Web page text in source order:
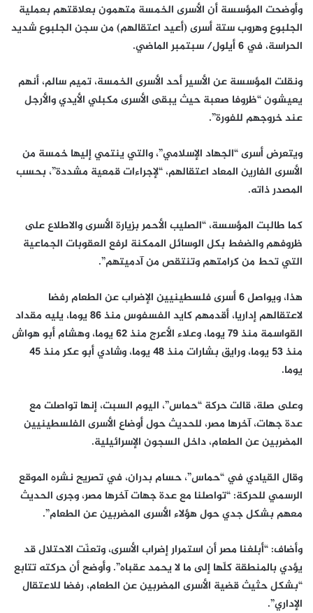
وأوضحت المؤسسة أن الأسرى الخمسة متهمون بعلاقتهم بعملية
الجلبوع وهروب ستة أسرى (أعيد اعتقالهم) من سجن الجلبوع شديد
الحراسة، في 6 أيلول/ سبتمبر الماضي.
ونقلت المؤسسة عن الأسير أحد الأسرى الخمسة، تميم سالم، أنهم
يعيشون “ظروفا صعبة حيث يبقى الأسرى مكبلي الأيدي والأرجل
عند خروجهم للفورة”.
ويتعرض أسرى “الجهاد الإسلامي”، والتي ينتمي إليها خمسة من
الأسرى الفارين المعاد اعتقالهم، “لإجراءات قمعية مشددة”، بحسب
المصدر ذاته.
كما طالبت المؤسسة، “الصليب الأحمر بزيارة الأسرى والاطلاع على
ظروفهم والضغط بكل الوسائل الممكنة لرفع العقوبات الجماعية
التي تحط من كرامتهم وتنتقص من آدميتهم”.
هذا، ويواصل 6 أسرى فلسطينيين الإضراب عن الطعام رفضا
لاعتقالهم إداريا، أقدمهم كايد الفسفوس منذ 86 يوما، يليه مقداد
القواسمة منذ 79 يوما، وعلاء الأعرج منذ 62 يوما، وهشام أبو هواش
منذ 53 يوما، ورايق بشارات منذ 48 يوما، وشادي أبو عكر منذ 45
يوما.
وعلى صلة، قالت حركة “حماس”، اليوم السبت، إنها تواصلت مع
عدة جهات، آخرها مصر، للحديث حول أوضاع الأسرى الفلسطينيين
المضربين عن الطعام، داخل السجون الإسرائيلية.
وقال القيادي في “حماس”، حسام بدران، في تصريح نشره الموقع
الرسمي للحركة: “تواصلنا مع عدة جهات آخرها مصر، وجرى الحديث
معهم بشكل جدي حول هؤلاء الأسرى المضربين عن الطعام”.
وأضاف: “أبلغنا مصر أن استمرار إضراب الأسرى، وتعنّت الاحتلال قد
يؤدي بالمنطقة كلّها إلى ما لا يحمد عقباه”. وأوضح أن حركته تتابع
“بشكل حثيث قضية الأسرى المضربين عن الطعام، رفضا للاعتقال
الإداري”.